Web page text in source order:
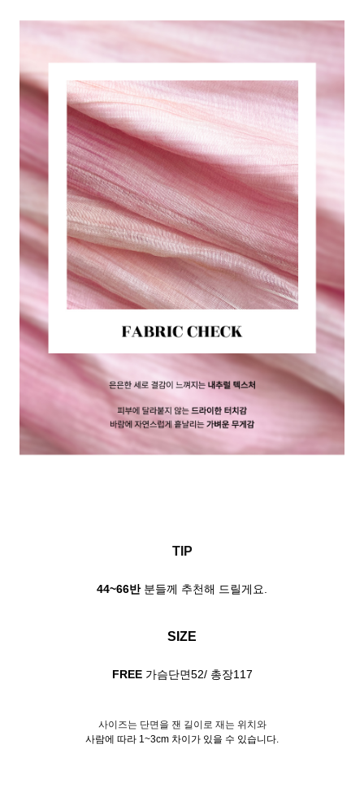
TIP
44~66반 분들께 추천해 드릴게요.
SIZE
FREE 가슴단면52/ 총장117
사이즈는 단면을 잰 길이로 재는 위치와
사람에 따라 1~3cm 차이가 있을 수 있습니다.